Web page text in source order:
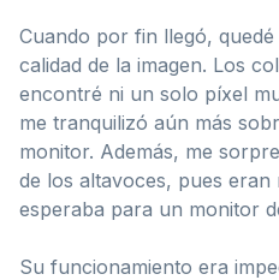
Cuando por fin llegó,
calidad de la imagen. Los
encontré ni un solo píxel
me tranquilizó aún más
monitor. Además, me
de los altavoces, pues
esperaba para un monitor
Su funcionamiento era